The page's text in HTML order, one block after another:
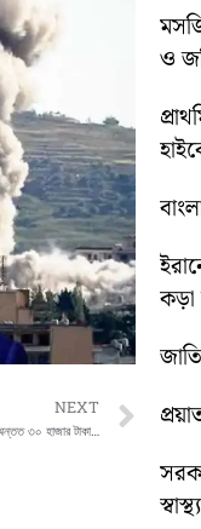
NEXT
গৃহবধূদের শ্রমের অর্থনৈতিক মূল্য রয়েছে, মাসে অন্তত ৩০ হাজার টাকা ধরা উচিত: সুপ্রিম কোর্ট
ও
কড়া